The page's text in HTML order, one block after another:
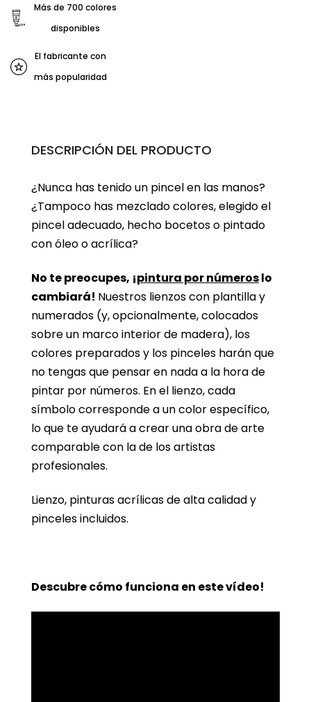
Más de 700 colores
disponibles
El fabricante con
más popularidad
DESCRIPCIÓN DEL PRODUCTO
¿Nunca has tenido un pincel en las manos?
¿Tampoco has mezclado colores, elegido el
pincel adecuado, hecho bocetos o pintado
con óleo o acrílica?
No te preocupes, ¡pintura por númeroslo
cambiará! Nuestros lienzos con plantilla y
numerados (y, opcionalmente, colocados
sobre un marco interior de madera), los
colores preparados y los pinceles harán que
no tengas que pensar en nada a la hora de
pintar por números. En el lienzo, cada
símbolo corresponde a un color específico,
lo que te ayudará a crear una obra de arte
comparable con la de los artistas
profesionales.
Lienzo, pinturas acrílicas de alta calidad y
pinceles incluidos.
Descubre cómo funciona en este vídeo!